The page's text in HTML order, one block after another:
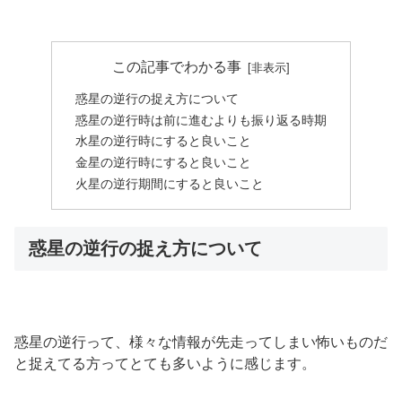
この記事でわかる事
惑星の逆行の捉え方について
惑星の逆行時は前に進むよりも振り返る時期
水星の逆行時にすると良いこと
金星の逆行時にすると良いこと
火星の逆行期間にすると良いこと
惑星の逆行の捉え方について
惑星の逆行って、様々な情報が先走ってしまい怖いものだ
と捉えてる方ってとても多いように感じます。